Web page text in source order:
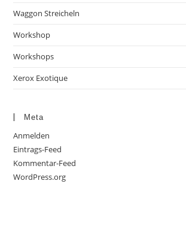
Waggon Streicheln
Workshop
Workshops
Xerox Exotique
Meta
Anmelden
Eintrags-Feed
Kommentar-Feed
WordPress.org